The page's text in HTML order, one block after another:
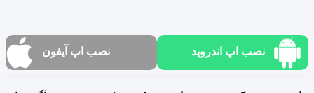
نصب اپ اندروید نصب اپ آیفون